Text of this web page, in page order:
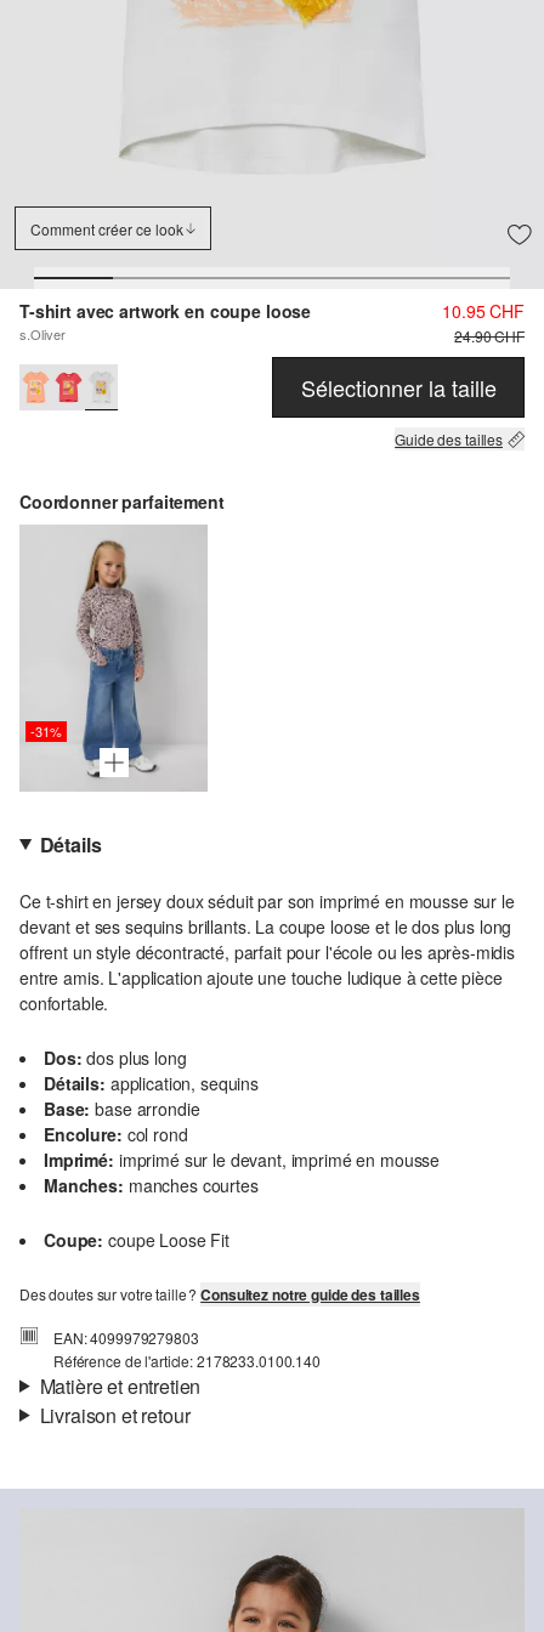
Comment créer ce look
T-shirt avec artwork en coupe loose
s.Oliver
10.95 CHF
24.90 CHF
Sélectionner la taille
Guide des tailles
Coordonner parfaitement
-31%
Détails
Ce t-shirt en jersey doux séduit par son imprimé en mousse sur le
devant et ses sequins brillants. La coupe loose et le dos plus long
offrent un style décontracté, parfait pour l'école ou les après-midis
entre amis. L'application ajoute une touche ludique à cette pièce
confortable.
Dos: dos plus long
Détails: application, sequins
Base: base arrondie
Encolure: col rond
Imprimé: imprimé sur le devant, imprimé en mousse
Manches: manches courtes
Coupe: coupe Loose Fit
Des doutes sur votre taille ?Consultez notre guide des tailles
EAN: 4099979279803
Référence de l'article: 2178233.0100.140
Matière et entretien
Matière: Coton
Livraison et retour
Ta commande sera expédiée par SwissPost dans un délai de 4 à 5